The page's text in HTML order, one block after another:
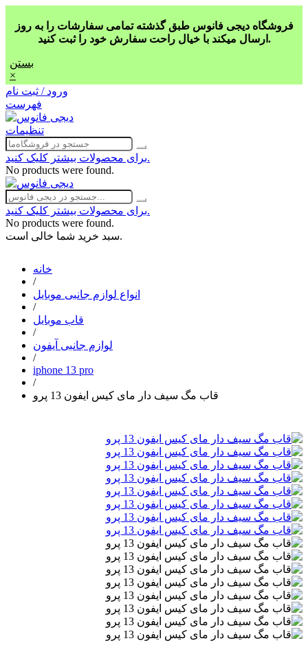
فروشگاه دیجی فانوس طبق گذشته تمامی سفارشات را به روز
ارسال میکند با خیال راحت سفارش خود را ثبت کنید.
بستن
×
ورود / ثبت نام
فهرست
تنظیمات
برای محصولات بیشتر کلیک کنید.
No products were found.
برای محصولات بیشتر کلیک کنید.
No products were found.
سبد خرید شما خالی است.
خانه
/
انواع لوازم جانبی موبایل
/
قاب موبایل
/
لوازم جانبی آیفون
/
iphone 13 pro
/
قاب مگ سیف دار مای کیس ایفون 13 پرو